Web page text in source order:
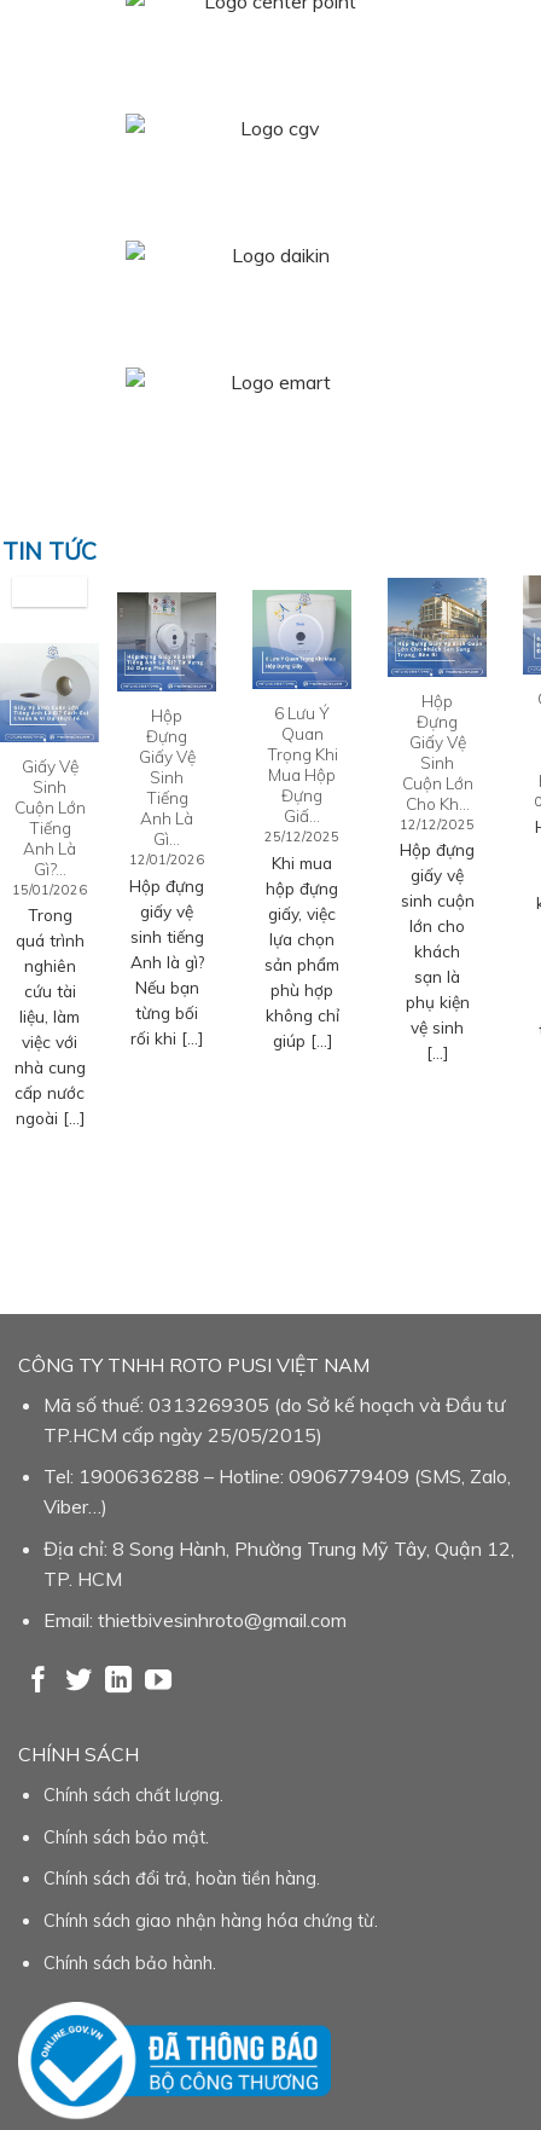
TIN TỨC
Giấy Vệ
Sinh
Cuộn Lớn
Tiếng
Anh Là
Gì?…
15/01/2026
Trong
quá trình
nghiên
cứu tài
liệu, làm
việc với
nhà cung
cấp nước
ngoài […]
Hộp
Đựng
Giấy Vệ
Sinh
Tiếng
Anh Là
Gì…
12/01/2026
Hộp đựng
giấy vệ
sinh tiếng
Anh là gì?
Nếu bạn
từng bối
rối khi […]
6 Lưu Ý
Quan
Trọng Khi
Mua Hộp
Đựng
Giấ…
25/12/2025
Khi mua
hộp đựng
giấy, việc
lựa chọn
sản phẩm
phù hợp
không chỉ
giúp […]
Hộp
Đựng
Giấy Vệ
Sinh
Cuộn Lớn
Cho Kh…
12/12/2025
Hộp đựng
giấy vệ
sinh cuộn
lớn cho
khách
sạn là
phụ kiện
vệ sinh
[…]
CÔNG TY TNHH ROTO PUSI VIỆT NAM
Mã số thuế: 0313269305 (do Sở kế hoạch và Đầu tư
TP.HCM cấp ngày 25/05/2015)
Tel: 1900636288 – Hotline: 0906779409 (SMS, Zalo,
Viber…)
Địa chỉ: 8 Song Hành, Phường Trung Mỹ Tây, Quận 12,
TP. HCM
Email: thietbivesinhroto@gmail.com
CHÍNH SÁCH
Chính sách chất lượng.
Chính sách bảo mật.
Chính sách đổi trả, hoàn tiền hàng.
Chính sách giao nhận hàng hóa chứng từ.
Chính sách bảo hành.